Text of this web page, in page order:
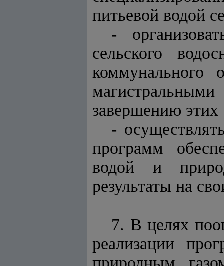
питьевой водой
-
сельского
коммунального
завершению этих
-
программ
водой и
результаты на
7. В целях
реализации